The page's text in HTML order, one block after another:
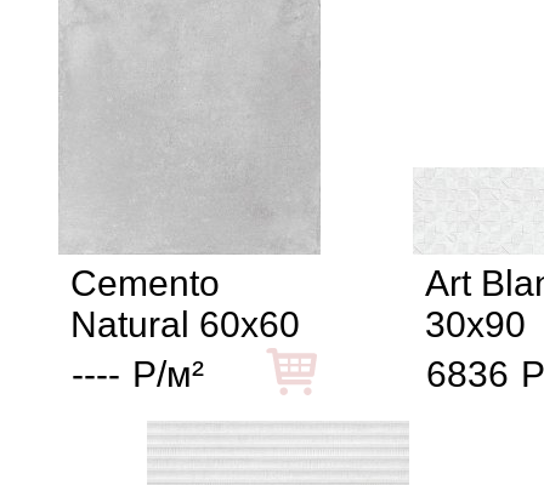
Cemento
Natural 60x60
---- Р/м²
Art
30x90
6836